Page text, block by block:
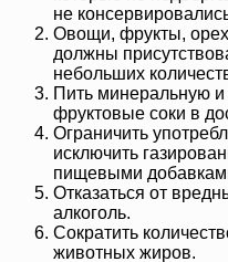
не
Овощи, фрукты,
должны
небольших
Пить минеральную
фруктовые соки в
Ограничить
исключить
пищевыми
Отказаться от
алкоголь.
Сократить
животных жиров.